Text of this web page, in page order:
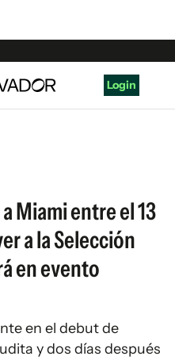
Login
Miami entre el 13
a la Selección
en evento
en el debut de
y dos días después